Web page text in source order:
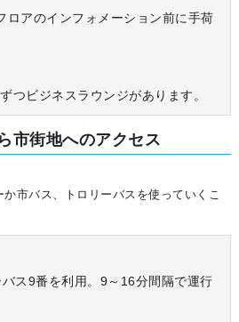
ロアのインフォメーション前に手荷
つビジネスラウンジがあります。
市街地へのアクセス
市バス、トロリーバスを使っていくこ
ス9番を利用。9～16分間隔で運行